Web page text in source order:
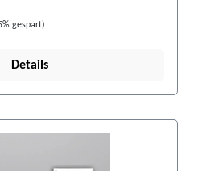
gespart)
Details